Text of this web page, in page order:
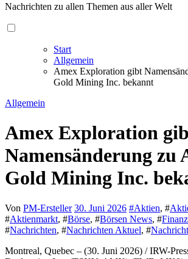
Nachrichten zu allen Themen aus aller Welt
Start
Allgemein
Amex Exploration gibt
Gold Mining Inc. bekannt
Allgemein
Amex Exploration
Namensänderung zu
Gold Mining Inc.
Von PM-Ersteller 30. Juni 2026 #Aktien, #
#Aktienmarkt, #Börse, #Börsen News, #Finanz
#Nachrichten, #Nachrichten Aktuel, #
Montreal, Quebec – (30. Juni 2026) / IRW-